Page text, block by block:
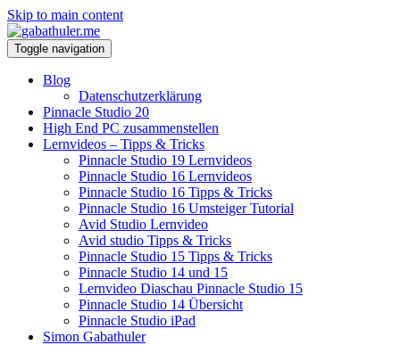
Skip to main content
Toggle navigation
Blog
Datenschutzerklärung
Pinnacle Studio 20
High End PC zusammenstellen
Lernvideos – Tipps & Tricks
Pinnacle Studio 19 Lernvideos
Pinnacle Studio 16 Lernvideos
Pinnacle Studio 16 Tipps & Tricks
Pinnacle Studio 16 Umsteiger Tutorial
Avid Studio Lernvideo
Avid studio Tipps & Tricks
Pinnacle Studio 15 Tipps & Tricks
Pinnacle Studio 14 und 15
Lernvideo Diaschau Pinnacle Studio 15
Pinnacle Studio 14 Übersicht
Pinnacle Studio iPad
Simon Gabathuler